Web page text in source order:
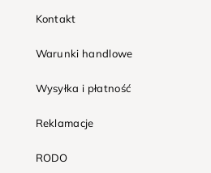
Kontakt
Warunki handlowe
Wysyłka i płatność
Reklamacje
RODO